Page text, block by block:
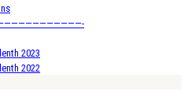
2023
2022